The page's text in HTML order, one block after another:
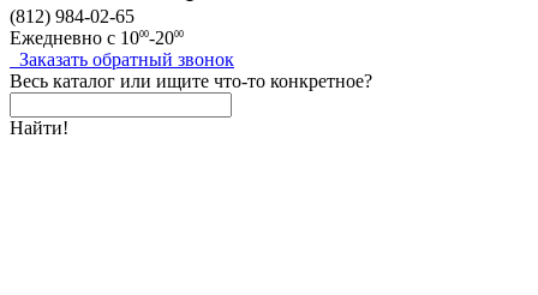
(812) 984-02-65
Ежедневно с 1000-2000
Заказать обратный звонок
Весь каталог или ищите что-то конкретное?
Найти!